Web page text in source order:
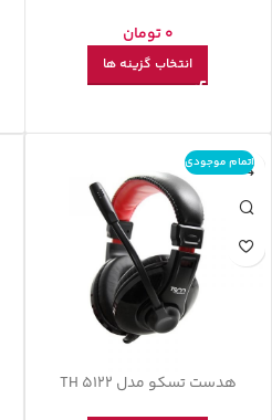
0تومان
انتخاب گزینه ها
اتمام موجودی
هدست تسکو مدل TH 5122